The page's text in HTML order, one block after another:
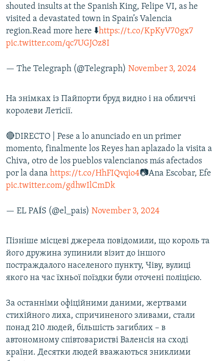
shouted insults at the Spanish King, Felipe VI, as he
visited a devastated town in Spain’s Valencia
region.Read more here ⬇️https://t.co/KpKyV70gx7
pic.twitter.com/qc7UGJOz8I
— The Telegraph (@Telegraph) November 3, 2024
На знімках із Пайпорти бруд видно і на обличчі
королеви Летісії.
🔴DIRECTO | Pese a lo anunciado en un primer
momento, finalmente los Reyes han aplazado la visita a
Chiva, otro de los pueblos valencianos más afectados
por la dana https://t.co/HhFIQvqio4📷Ana Escobar, Efe
pic.twitter.com/gdhwIlCmDk
— EL PAÍS (@el_pais) November 3, 2024
Пізніше місцеві джерела повідомили, що король та
його дружина зупинили візит до іншого
постраждалого населеного пункту, Чіву, вулиці
якого на час їхньої поїздки були оточені поліцією.
За останніми офіційними даними, жертвами
стихійного лиха, спричиненого зливами, стали
понад 210 людей, більшість загиблих – в
автономному співтоваристві Валенсія на сході
країни. Десятки людей вважаються зниклими